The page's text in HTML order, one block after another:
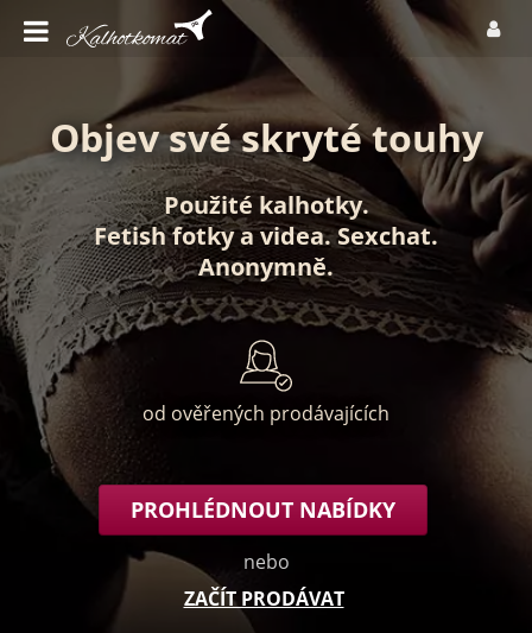
Objev své skryté touhy
Použité kalhotky.
Fetish fotkyavidea.Sexchat.
Anonymně.
od ověřených prodávajících
PROHLÉDNOUT NABÍDKY
nebo
ZAČÍT PRODÁVAT